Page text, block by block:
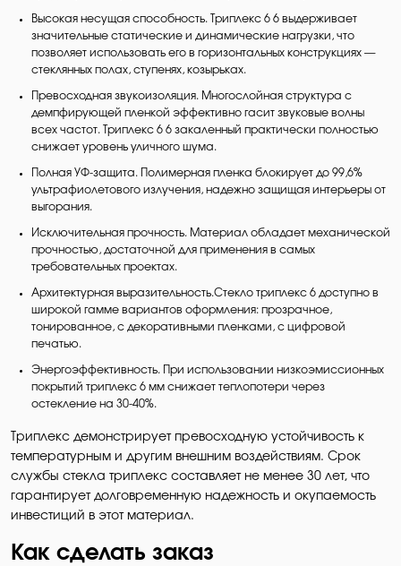
Высокая несущая способность. Триплекс 6 6 выдерживает
значительные статические и динамические нагрузки, что
позволяет использовать его в горизонтальных конструкциях —
стеклянных полах, ступенях, козырьках.
Превосходная звукоизоляция. Многослойная структура с
демпфирующей пленкой эффективно гасит звуковые волны
всех частот. Триплекс 6 6 закаленный практически полностью
снижает уровень уличного шума.
Полная УФ-защита. Полимерная пленка блокирует до 99,6%
ультрафиолетового излучения, надежно защищая интерьеры от
выгорания.
Исключительная прочность. Материал обладает механической
прочностью, достаточной для применения в самых
требовательных проектах.
Архитектурная выразительность.Стекло триплекс 6 доступно в
широкой гамме вариантов оформления: прозрачное,
тонированное, с декоративными пленками, с цифровой
печатью.
Энергоэффективность. При использовании низкоэмиссионных
покрытий триплекс 6 мм снижает теплопотери через
остекление на 30-40%.
Триплекс демонстрирует превосходную устойчивость к
температурным и другим внешним воздействиям. Срок
службы стекла триплекс составляет не менее 30 лет, что
гарантирует долговременную надежность и окупаемость
инвестиций в этот материал.
Как сделать заказ